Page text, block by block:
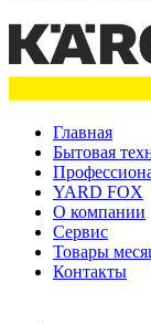
Главная
Бытовая
YARD FOX
О компании
Сервис
Товары
Контакты